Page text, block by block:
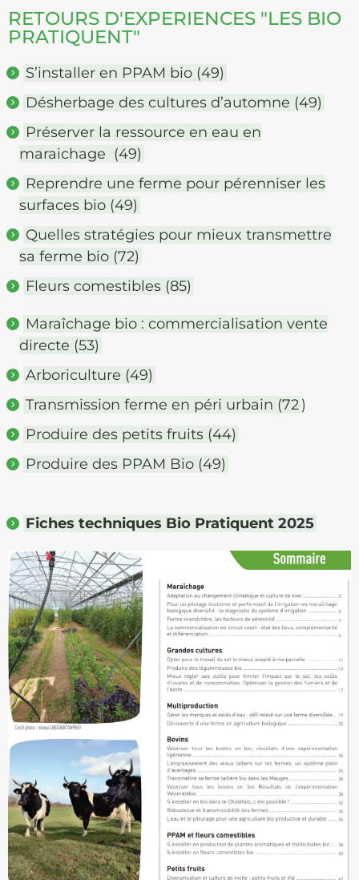
RETOURS D'EXPERIENCES "LES BIO
PRATIQUENT"
S’installer en PPAM bio (49)
Désherbage des cultures d’automne (49)
Préserver la ressource en eau en
maraichage (49)
Reprendre une ferme pour pérenniser les
surfaces bio (49)
Quelles stratégies pour mieux transmettre
sa ferme bio (72)
Fleurs comestibles (85)
Maraîchage bio : commercialisation vente
directe (53)
Arboriculture (49)
Transmission ferme en péri urbain (72)
Produire des petits fruits (44)
Produire des PPAM Bio (49)
Fiches techniques Bio Pratiquent 2025